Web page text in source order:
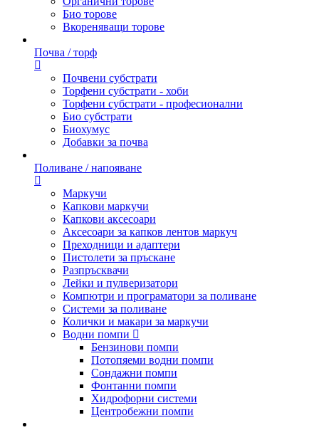
Био торове
Вкореняващи торове
Почва / торф
Почвени субстрати
Торфени субстрати - хоби
Торфени субстрати - професионални
Био субстрати
Биохумус
Добавки за почва
Поливане / напояване
Маркучи
Капкови маркучи
Капкови аксесоари
Аксесоари за капков лентов маркуч
Преходници и адаптери
Пистолети за пръскане
Разпръсквачи
Лейки и пулверизатори
Компютри и програматори за поливане
Системи за поливане
Колички и макари за маркучи
Водни помпи
Бензинови помпи
Потопяеми водни помпи
Сондажни помпи
Фонтанни помпи
Хидрофорни системи
Центробежни помпи